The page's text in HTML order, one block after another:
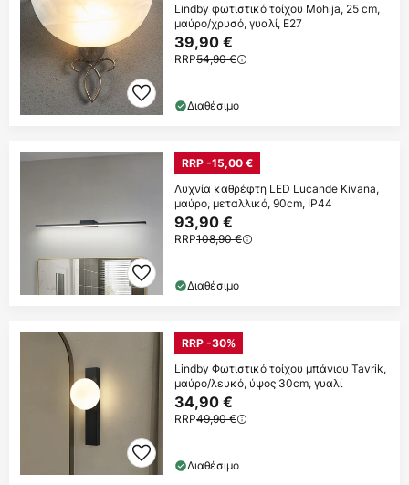
Lindby φωτιστικό τοίχου Mohija, 25 cm,
μαύρο/χρυσό, γυαλί, E27
39,90 €
RRP54,90 €
Διαθέσιμο
RRP -15,00 €
Λυχνία καθρέφτη LED Lucande Kivana,
μαύρο, μεταλλικό, 90cm, IP44
93,90 €
RRP108,90 €
Διαθέσιμο
RRP -30%
Lindby Φωτιστικό τοίχου μπάνιου Tavrik,
μαύρο/λευκό, ύψος 30cm, γυαλί
34,90 €
RRP49,90 €
Διαθέσιμο